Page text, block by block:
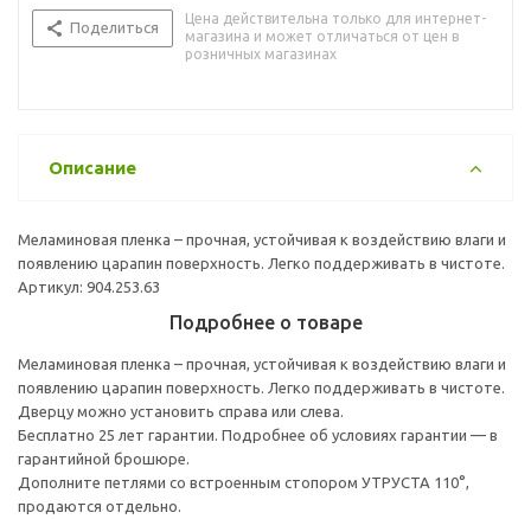
Поделиться
Цена действительна только для интернет-
магазина и может отличаться от цен в
розничных магазинах
Описание
Меламиновая пленка – прочная, устойчивая к воздействию влаги и
появлению царапин поверхность. Легко поддерживать в чистоте.
Артикул: 904.253.63
Подробнее о товаре
Меламиновая пленка – прочная, устойчивая к воздействию влаги и
появлению царапин поверхность. Легко поддерживать в чистоте.
Дверцу можно установить справа или слева.
Бесплатно 25 лет гарантии. Подробнее об условиях гарантии — в
гарантийной брошюре.
Дополните петлями со встроенным стопором УТРУСТА 110°,
продаются отдельно.